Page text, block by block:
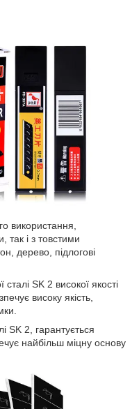
використання,
так і з товстими
дерево, підлогові
SK 2 високої якості
високу якість,
SK 2, гарантується
найбільш міцну основу